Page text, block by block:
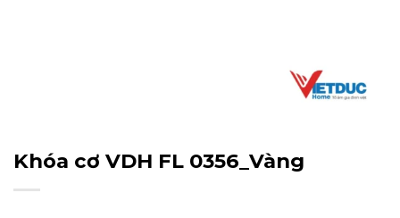
Khóa cơ VDH FL 0356_Vàng